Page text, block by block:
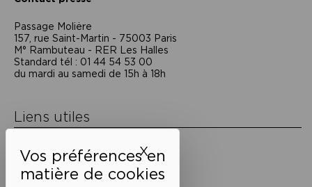
XMasquer le bandeau des
Passage Moliėre
157, rue Saint-Martin - 75003 Paris
M° Rambuteau - RER Les Halles
Standard tél : 01 44 54 53 00
du mardi au samedi de 15h à 18h
Liens utiles
Politique de confidentialité
Conditions générales de vente